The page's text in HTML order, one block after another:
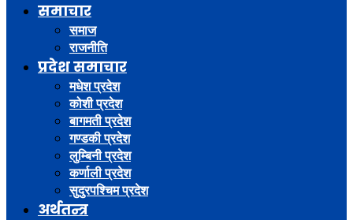
समाचार
समाज
राजनीति
प्रदेश समाचार
मधेश प्रदेश
कोशी प्रदेश
बागमती प्रदेश
गण्डकी प्रदेश
लुम्बिनी प्रदेश
कर्णाली प्रदेश
सुदुरपश्चिम प्रदेश
अर्थतन्त्र